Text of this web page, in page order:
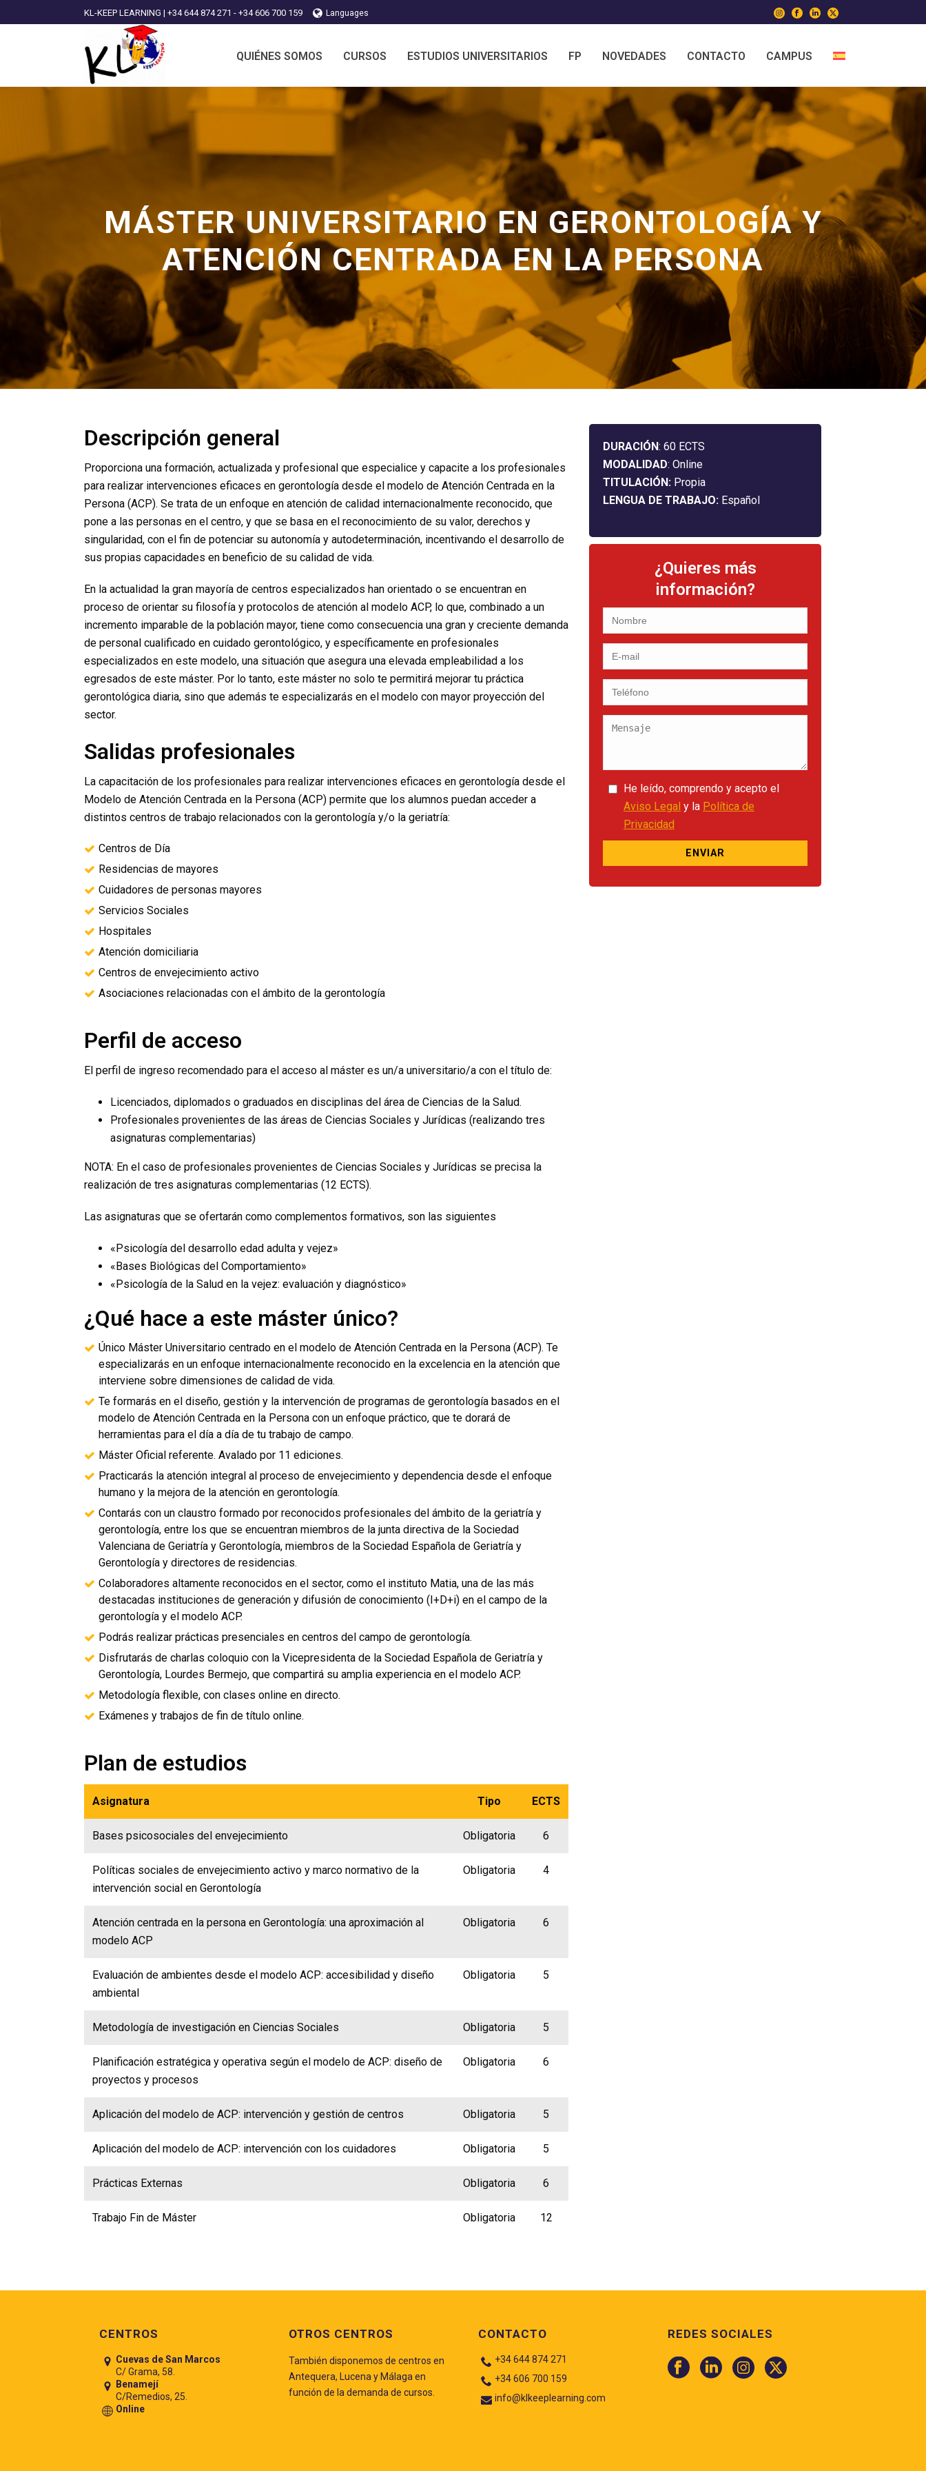
KL-KEEP LEARNING | +34 644 874 271 - +34 606 700 159 Languages
QUIÉNES SOMOS CURSOS ESTUDIOS UNIVERSITARIOS FP NOVEDADES CONTACTO CAMPUS
MÁSTER UNIVERSITARIO EN GERONTOLOGÍA Y
ATENCIÓN CENTRADA EN LA PERSONA
Descripción general
Proporciona una formación, actualizada y profesional que especialice y capacite a los profesionales
para realizar intervenciones eficaces en gerontología desde el modelo de Atención Centrada en la
Persona (ACP). Se trata de un enfoque en atención de calidad internacionalmente reconocido, que
pone a las personas en el centro, y que se basa en el reconocimiento de su valor, derechos y
singularidad, con el fin de potenciar su autonomía y autodeterminación, incentivando el desarrollo de
sus propias capacidades en beneficio de su calidad de vida.
En la actualidad la gran mayoría de centros especializados han orientado o se encuentran en
proceso de orientar su filosofía y protocolos de atención al modelo ACP, lo que, combinado a un
incremento imparable de la población mayor, tiene como consecuencia una gran y creciente demanda
de personal cualificado en cuidado gerontológico, y específicamente en profesionales
especializados en este modelo, una situación que asegura una elevada empleabilidad a los
egresados de este máster. Por lo tanto, este máster no solo te permitirá mejorar tu práctica
gerontológica diaria, sino que además te especializarás en el modelo con mayor proyección del
sector.
Salidas profesionales
La capacitación de los profesionales para realizar intervenciones eficaces en gerontología desde el
Modelo de Atención Centrada en la Persona (ACP) permite que los alumnos puedan acceder a
distintos centros de trabajo relacionados con la gerontología y/o la geriatría:
Centros de Día
Residencias de mayores
Cuidadores de personas mayores
Servicios Sociales
Hospitales
Atención domiciliaria
Centros de envejecimiento activo
Asociaciones relacionadas con el ámbito de la gerontología
Perfil de acceso
El perfil de ingreso recomendado para el acceso al máster es un/a universitario/a con el título de:
Licenciados, diplomados o graduados en disciplinas del área de Ciencias de la Salud.
Profesionales provenientes de las áreas de Ciencias Sociales y Jurídicas (realizando tres
asignaturas complementarias)
NOTA: En el caso de profesionales provenientes de Ciencias Sociales y Jurídicas se precisa la
realización de tres asignaturas complementarias (12 ECTS).
Las asignaturas que se ofertarán como complementos formativos, son las siguientes
«Psicología del desarrollo edad adulta y vejez»
«Bases Biológicas del Comportamiento»
«Psicología de la Salud en la vejez: evaluación y diagnóstico»
¿Qué hace a este máster único?
Único Máster Universitario centrado en el modelo de Atención Centrada en la Persona (ACP). Te
especializarás en un enfoque internacionalmente reconocido en la excelencia en la atención que
interviene sobre dimensiones de calidad de vida.
Te formarás en el diseño, gestión y la intervención de programas de gerontología basados en el
modelo de Atención Centrada en la Persona con un enfoque práctico, que te dorará de
herramientas para el día a día de tu trabajo de campo.
Máster Oficial referente. Avalado por 11 ediciones.
Practicarás la atención integral al proceso de envejecimiento y dependencia desde el enfoque
humano y la mejora de la atención en gerontología.
Contarás con un claustro formado por reconocidos profesionales del ámbito de la geriatría y
gerontología, entre los que se encuentran miembros de la junta directiva de la Sociedad
Valenciana de Geriatría y Gerontología, miembros de la Sociedad Española de Geriatría y
Gerontología y directores de residencias.
Colaboradores altamente reconocidos en el sector, como el instituto Matia, una de las más
destacadas instituciones de generación y difusión de conocimiento (I+D+i) en el campo de la
gerontología y el modelo ACP.
Podrás realizar prácticas presenciales en centros del campo de gerontología.
Disfrutarás de charlas coloquio con la Vicepresidenta de la Sociedad Española de Geriatría y
Gerontología, Lourdes Bermejo, que compartirá su amplia experiencia en el modelo ACP.
Metodología flexible, con clases online en directo.
Exámenes y trabajos de fin de título online.
Plan de estudios
Asignatura Tipo ECTS
Bases psicosociales del envejecimiento Obligatoria 6
Políticas sociales de envejecimiento activo y marco normativo de la
intervención social en Gerontología
Obligatoria 4
Atención centrada en la persona en Gerontología: una aproximación al
modelo ACP
Obligatoria 6
Evaluación de ambientes desde el modelo ACP: accesibilidad y diseño
ambiental
Obligatoria 5
Metodología de investigación en Ciencias Sociales Obligatoria 5
Planificación estratégica y operativa según el modelo de ACP: diseño de
proyectos y procesos
Obligatoria 6
Aplicación del modelo de ACP: intervención y gestión de centros Obligatoria 5
Aplicación del modelo de ACP: intervención con los cuidadores Obligatoria 5
Prácticas Externas Obligatoria 6
Trabajo Fin de Máster Obligatoria 12
DURACIÓN: 60 ECTS
MODALIDAD: Online
TITULACIÓN: Propia
LENGUA DE TRABAJO: Español
¿Quieres más
información?
He leído, comprendo y acepto el
Aviso Legal y la Política de
Privacidad
CENTROS
Cuevas de San Marcos
C/ Grama, 58.
Benamejí
C/Remedios, 25.
Online
OTROS CENTROS
También disponemos de centros en
Antequera, Lucena y Málaga en
función de la demanda de cursos.
CONTACTO
+34 644 874 271
+34 606 700 159
info@klkeeplearning.com
REDES SOCIALES